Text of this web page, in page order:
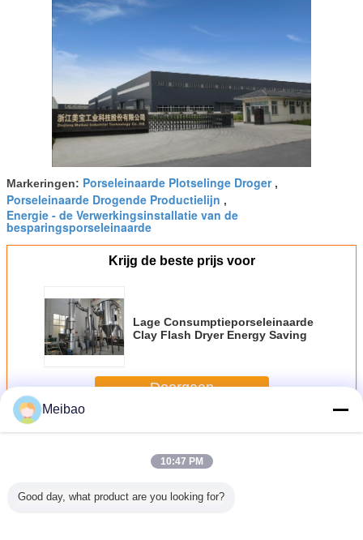
Markeringen: Porseleinaarde Plotselinge Droger,
Porseleinaarde Drogende Productielijn ,
Energie - de Verwerkingsinstallatie van de
besparingsporseleinaarde
Krijg de beste prijs voor
Lage Consumptieporseleinaarde
Clay Flash Dryer Energy Saving
Doorgaan
MeerDe Installatie van de porseleinaardeverwerking
Meibao
10:47 PM
Good day, what product are you looking for?